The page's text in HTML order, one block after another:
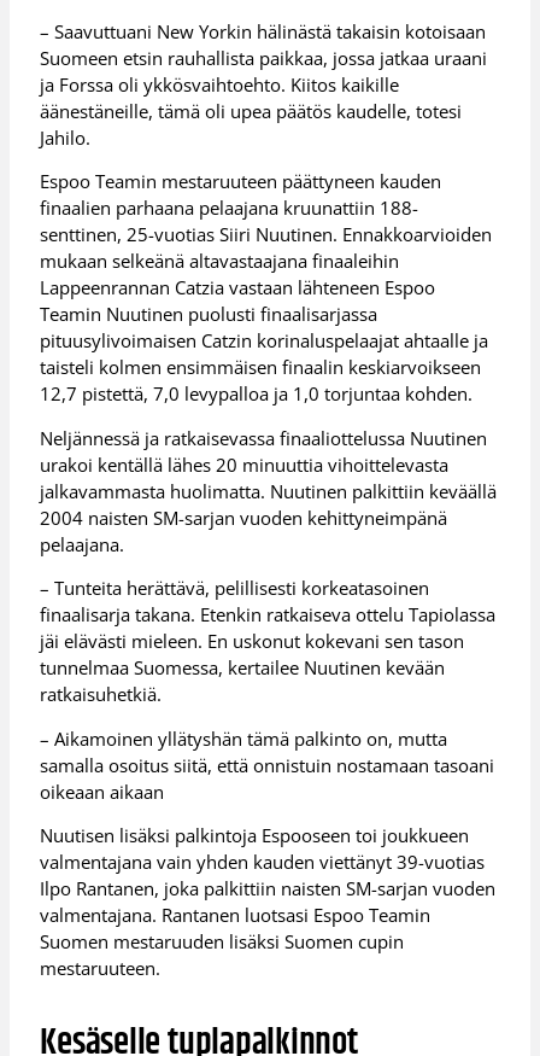
– Saavuttuani New Yorkin hälinästä takaisin kotoisaan
Suomeen etsin rauhallista paikkaa, jossa jatkaa uraani
ja Forssa oli ykkösvaihtoehto. Kiitos kaikille
äänestäneille, tämä oli upea päätös kaudelle, totesi
Jahilo.
Espoo Teamin mestaruuteen päättyneen kauden
finaalien parhaana pelaajana kruunattiin 188-
senttinen, 25-vuotias Siiri Nuutinen. Ennakkoarvioiden
mukaan selkeänä altavastaajana finaaleihin
Lappeenrannan Catzia vastaan lähteneen Espoo
Teamin Nuutinen puolusti finaalisarjassa
pituusylivoimaisen Catzin korinaluspelaajat ahtaalle ja
taisteli kolmen ensimmäisen finaalin keskiarvoikseen
12,7 pistettä, 7,0 levypalloa ja 1,0 torjuntaa kohden.
Neljännessä ja ratkaisevassa finaaliottelussa Nuutinen
urakoi kentällä lähes 20 minuuttia vihoittelevasta
jalkavammasta huolimatta. Nuutinen palkittiin keväällä
2004 naisten SM-sarjan vuoden kehittyneimpänä
pelaajana.
– Tunteita herättävä, pelillisesti korkeatasoinen
finaalisarja takana. Etenkin ratkaiseva ottelu Tapiolassa
jäi elävästi mieleen. En uskonut kokevani sen tason
tunnelmaa Suomessa, kertailee Nuutinen kevään
ratkaisuhetkiä.
– Aikamoinen yllätyshän tämä palkinto on, mutta
samalla osoitus siitä, että onnistuin nostamaan tasoani
oikeaan aikaan
Nuutisen lisäksi palkintoja Espooseen toi joukkueen
valmentajana vain yhden kauden viettänyt 39-vuotias
Ilpo Rantanen, joka palkittiin naisten SM-sarjan vuoden
valmentajana. Rantanen luotsasi Espoo Teamin
Suomen mestaruuden lisäksi Suomen cupin
mestaruuteen.
Kesäselle tuplapalkinnot